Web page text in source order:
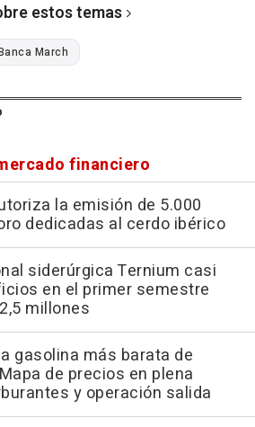
estos temas
March
financiero
la emisión de 5.000
dedicadas al cerdo ibérico
siderúrgica Ternium casi
en el primer semestre
millones
gasolina más barata de
de precios en plena
y operación salida